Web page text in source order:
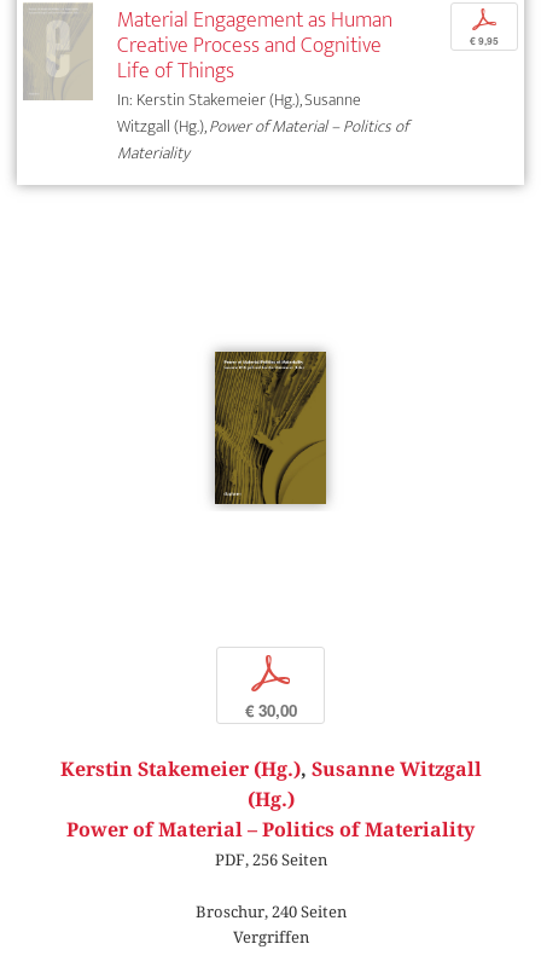
Material Engagement as Human
Creative Process and Cognitive
Life of Things
In: Kerstin Stakemeier (Hg.), Susanne
Witzgall (Hg.),Power of Material – Politics of
Materiality
p
€ 9,95
p
€ 30,00
Kerstin Stakemeier (Hg.), Susanne Witzgall
(Hg.)
Power of Material – Politics of Materiality
PDF, 256 Seiten
Broschur, 240 Seiten
Vergriffen